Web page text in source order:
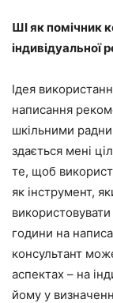
ШІ як помічник
індивідуальної
Ідея
написання
шкільними
здається мені
те, щоб
як інструмент,
години на
консультант
аспектах – на
йому у